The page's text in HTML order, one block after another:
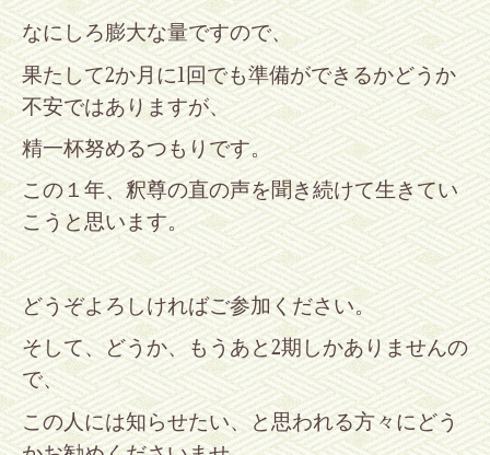
なにしろ膨大な量ですので、
果たして2か月に1回でも準備ができるかどうか
不安ではありますが、
精一杯努めるつもりです。
この１年、釈尊の直の声を聞き続けて生きてい
こうと思います。
どうぞよろしければご参加ください。
そして、どうか、もうあと2期しかありませんの
で、
この人には知らせたい、と思われる方々にどう